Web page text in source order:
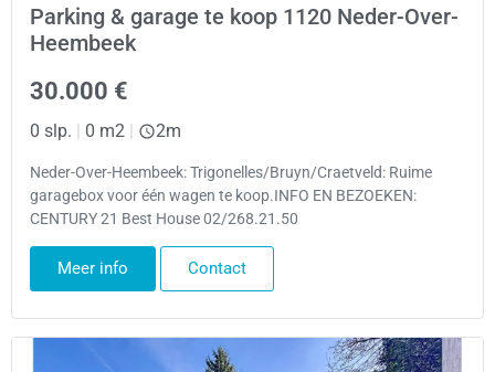
Parking & garage te koop 1120 Neder-Over-
Heembeek
30.000 €
0 slp. 0 m2 2m
Neder-Over-Heembeek: Trigonelles/Bruyn/Craetveld: Ruime
garagebox voor één wagen te koop.INFO EN BEZOEKEN:
CENTURY 21 Best House 02/268.21.50
Meer info Contact